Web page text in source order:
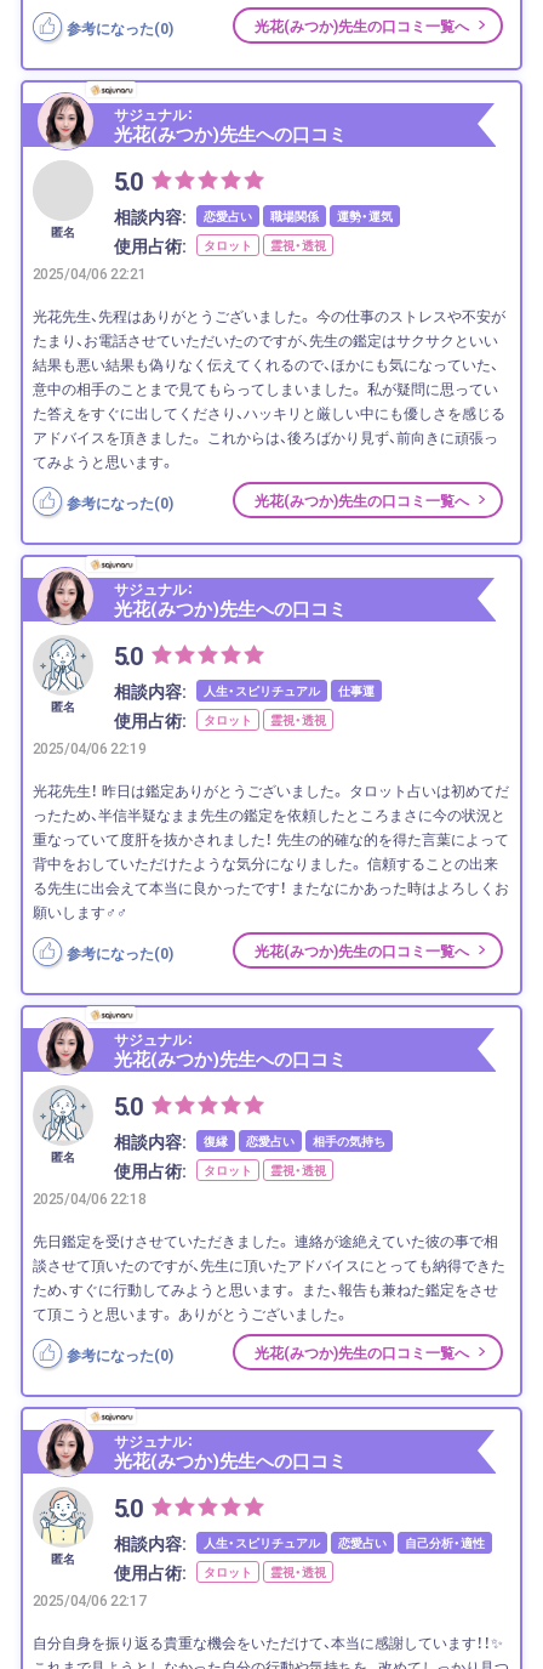
参考になった(0) 光花(みつか)先生の口コミ一覧へ
サジュナル：
光花(みつか)先生への口コミ
匿名
5.0
相談内容: 恋愛占い 職場関係 運勢・運気
使用占術: タロット 霊視・透視
2025/04/06 22:21
光花先生、先程はありがとうございました。 今の仕事のストレスや不安が
たまり、お電話させていただいたのですが、先生の鑑定はサクサクといい
結果も悪い結果も偽りなく伝えてくれるので、ほかにも気になっていた、
意中の相手のことまで見てもらってしまいました。 私が疑問に思ってい
た答えをすぐに出してくださり、ハッキリと厳しい中にも優しさを感じる
アドバイスを頂きました。 これからは、後ろばかり見ず、前向きに頑張っ
てみようと思います。
参考になった(0) 光花(みつか)先生の口コミ一覧へ
サジュナル：
光花(みつか)先生への口コミ
匿名
5.0
相談内容: 人生・スピリチュアル 仕事運
使用占術: タロット 霊視・透視
2025/04/06 22:19
光花先生！ 昨日は鑑定ありがとうございました。 タロット占いは初めてだ
ったため、半信半疑なまま先生の鑑定を依頼したところまさに今の状況と
重なっていて度肝を抜かされました！ 先生の的確な的を得た言葉によって
背中をおしていただけたような気分になりました。 信頼することの出来
る先生に出会えて本当に良かったです！ またなにかあった時はよろしくお
願いします‍♂️‍♂️
参考になった(0) 光花(みつか)先生の口コミ一覧へ
サジュナル：
光花(みつか)先生への口コミ
匿名
5.0
相談内容: 復縁 恋愛占い 相手の気持ち
使用占術: タロット 霊視・透視
2025/04/06 22:18
先日鑑定を受けさせていただきました。 連絡が途絶えていた彼の事で相
談させて頂いたのですが、先生に頂いたアドバイスにとっても納得できた
ため、すぐに行動してみようと思います。 また、報告も兼ねた鑑定をさせ
て頂こうと思います。 ありがとうございました。
参考になった(0) 光花(みつか)先生の口コミ一覧へ
サジュナル：
光花(みつか)先生への口コミ
匿名
5.0
相談内容: 人生・スピリチュアル 恋愛占い 自己分析・適性
使用占術: タロット 霊視・透視
2025/04/06 22:17
自分自身を振り返る貴重な機会をいただけて、本当に感謝しています！！✨